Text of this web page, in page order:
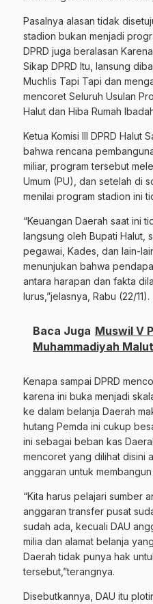
Pasalnya alasan tidak
stadion bukan menjadi
DPRD juga beralasan
Sikap DPRD Itu, lansung
Muchlis Tapi Tapi dan
mencoret Seluruh Usulan
Halut dan Hiba Rumah
Ketua Komisi III DPRD Halut
bahwa rencana
miliar, program tersebut
Umum (PU), dan setelah di
menilai program stadion ini
“Keuangan Daerah saat ini
langsung oleh Bupati Halut,
pegawai, Kades, dan lain-
menunjukan bahwa
antara harapan dan fakta
lurus,”jelasnya, Rabu (22/11).
Baca Juga Muswil V
Muhammadiyah
Kenapa sampai DPRD
karena ini buka menjadi
ke dalam belanja Daerah
hutang Pemda ini cukup
ini sebagai beban kas
mencoret yang dilihat disini
anggaran untuk
“Kita harus pelajari sumber
anggaran transfer pusat
sudah ada, kecuali DAU
milia dan alamat belanja
Daerah tidak punya hak
tersebut,”terangnya.
Disebutkannya, DAU itu